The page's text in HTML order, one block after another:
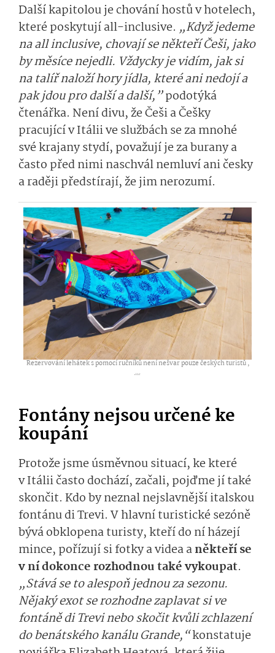
Další kapitolou je chování hostů v hotelech,
které poskytují all-inclusive. „Když jedeme
na all inclusive, chovají se někteří Češi, jako
by měsíce nejedli. Vždycky je vidím, jak si
na talíř naloží hory jídla, které ani nedojí a
pak jdou pro další a další,”podotýká
čtenářka. Není divu, že Češi a Češky
pracující v Itálii ve službách se za mnohé
své krajany stydí, považují je za burany a
často před nimi naschvál nemluví ani česky
a raději předstírají, že jim nerozumí.
Rezervování lehátek s pomocí ručníků není nešvar pouze českých turistů ,
...
Fontány nejsou určené ke
koupání
Protože jsme úsměvnou situací, ke které
v Itálii často dochází, začali, pojďme jí také
skončit. Kdo by neznal nejslavnější italskou
fontánu di Trevi. V hlavní turistické sezóně
bývá obklopena turisty, kteří do ní házejí
mince, pořízují si fotky a videa aněkteří se
v ní dokonce rozhodnou také vykoupat.
„Stává se to alespoň jednou za sezonu.
Nějaký exot se rozhodne zaplavat si ve
fontáně di Trevi nebo skočit kvůli zchlazení
do benátského kanálu Grande,“konstatuje